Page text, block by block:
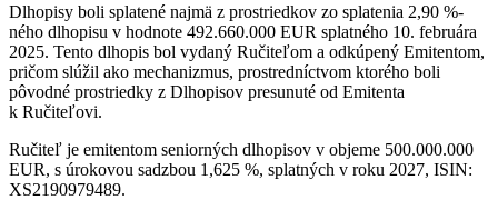
Dlhopisy boli splatené najmä z prostriedkov zo splatenia 2,90 %-
ného dlhopisu v hodnote 492.660.000 EUR splatného 10. februára
2025. Tento dlhopis bol vydaný Ručiteľom a odkúpený Emitentom,
pričom slúžil ako mechanizmus, prostredníctvom ktorého boli
pôvodné prostriedky z Dlhopisov presunuté od Emitenta
k Ručiteľovi.
Ručiteľ je emitentom seniorných dlhopisov v objeme 500.000.000
EUR, s úrokovou sadzbou 1,625 %, splatných v roku 2027, ISIN:
XS2190979489.